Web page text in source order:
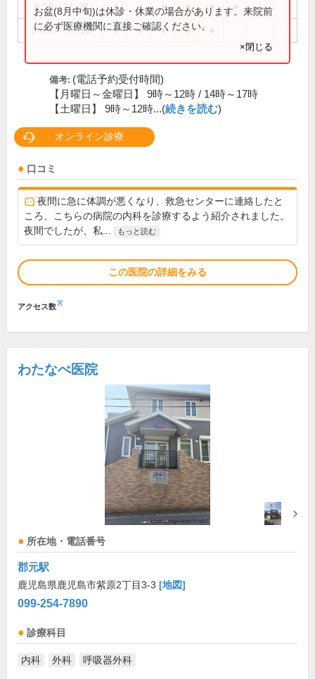
8:30～11:30 ● ● ● ● ●
14:00～17:10 ● ● ● ●
お盆(8月中旬)は休診・休業の場合があります。来院前
に必ず医療機関に直接ご確認ください。
×閉じる
備考: (電話予約受付時間)
【月曜日～金曜日】 9時～12時 / 14時～17時
【土曜日】 9時～12時...(続きを読む)
オンライン診療
口コミ
夜間に急に体調が悪くなり、救急センターに連絡したと
ころ、こちらの病院の内科を診療するよう紹介されました。
夜間でしたが、私...
もっと読む
この医院の詳細をみる
アクセス数※
わたなべ医院
所在地・電話番号
郡元駅
鹿児島県鹿児島市紫原2丁目3-3 [地図]
099-254-7890
診療科目
内科 外科 呼吸器外科